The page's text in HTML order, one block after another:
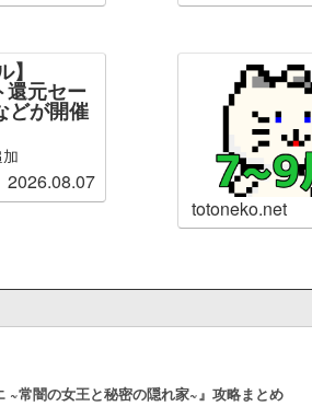
】
還元セー
どが開催
2026.08.07
totoneko.net
~常闇の女王と秘密の隠れ家~』攻略まとめ